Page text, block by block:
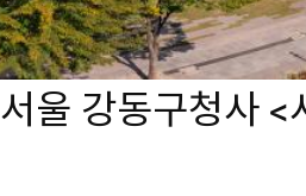
서울 강동구청사 <